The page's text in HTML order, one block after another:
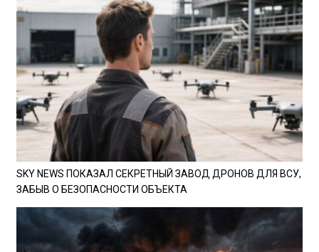
SKY NEWS ПОКАЗАЛ СЕКРЕТНЫЙ ЗАВОД ДРОНОВ ДЛЯ ВСУ,
ЗАБЫВ О БЕЗОПАСНОСТИ ОБЪЕКТА